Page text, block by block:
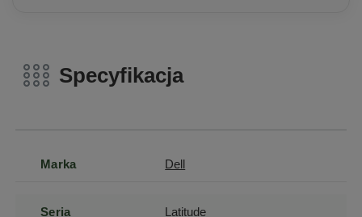
Specyfikacja
Marka Dell
Seria Latitude